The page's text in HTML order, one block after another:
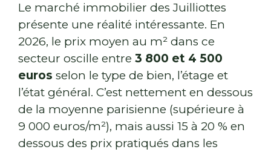
Le marché immobilier des Juilliottes
présente une réalité intéressante. En
2026, le prix moyen au m² dans ce
secteur oscille entre 3 800 et 4 500
euros selon le type de bien, l’étage et
l’état général. C’est nettement en dessous
de la moyenne parisienne (supérieure à
9 000 euros/m²), mais aussi 15 à 20 % en
dessous des prix pratiqués dans les